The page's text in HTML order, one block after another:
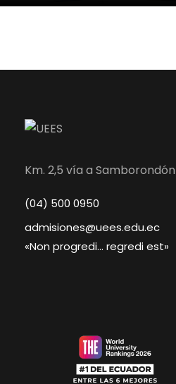
Km. 2,5 vía a Samborondón
(04) 500 0950
admisiones@uees.edu.ec
«Non progredi… regredi est»